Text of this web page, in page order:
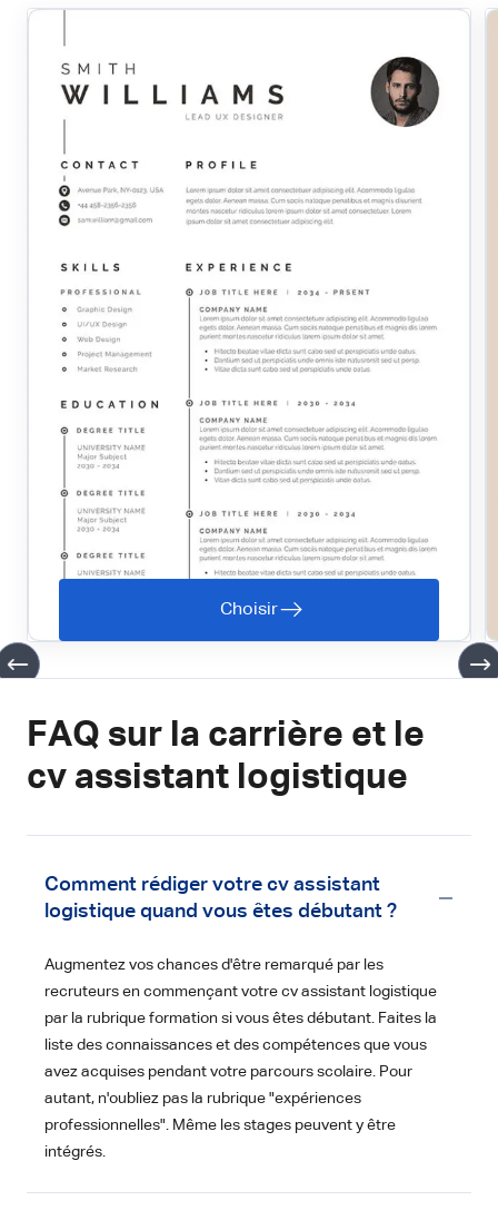
Choisir
FAQ sur la carrière et le
cv assistant logistique
Comment rédiger votre cv assistant
logistique quand vous êtes débutant ?
Augmentez vos chances d'être remarqué par les
recruteurs en commençant votre cv assistant logistique
par la rubrique formation si vous êtes débutant. Faites la
liste des connaissances et des compétences que vous
avez acquises pendant votre parcours scolaire. Pour
autant, n'oubliez pas la rubrique "expériences
professionnelles". Même les stages peuvent y être
intégrés.